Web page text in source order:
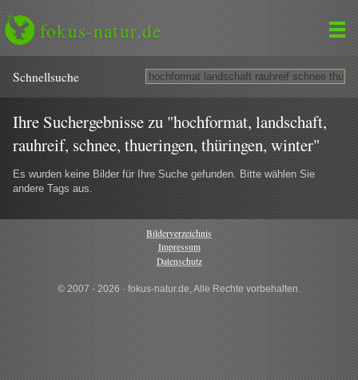
fokus-natur.de
Schnell­suche
Ihre Suchergebnisse zu "hochformat, landschaft,
rauhreif, schnee, thueringen, thüringen, winter"
Es wurden keine Bilder für Ihre Suche gefunden. Bitte wählen Sie
andere Tags aus.
Bilderverzeichnis
Impressum
Datenschutz
© 2007 - 2026 · fokus-natur.de, Alle Rechte vorbehalten.